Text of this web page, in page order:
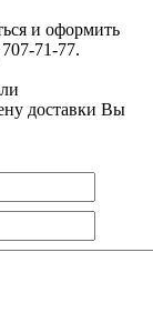
и оформить
71-77.
доставки Вы